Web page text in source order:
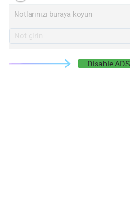
Notlarınızı buraya koyun
Disable ADS